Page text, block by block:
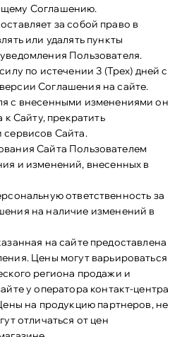
Соглашению.
за собой право в
или удалять пункты
Пользователя.
по истечении 3 (Трех) дней с
Соглашения на сайте.
с внесенными изменениями он
к Сайту, прекратить
сервисов Сайта.
Сайта Пользователем
и изменений, внесенных в
ответственность за
на наличие изменений в
на сайте предоставлена
Цены могут варьироваться
региона продажи и
у оператора контакт-центра
на продукцию партнеров, не
отличаться от цен